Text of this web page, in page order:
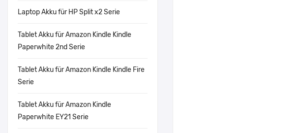
Laptop Akku für HP Split x2 Serie
Tablet Akku für Amazon Kindle Kindle
Paperwhite 2nd Serie
Tablet Akku für Amazon Kindle Kindle Fire
Serie
Tablet Akku für Amazon Kindle
Paperwhite EY21 Serie